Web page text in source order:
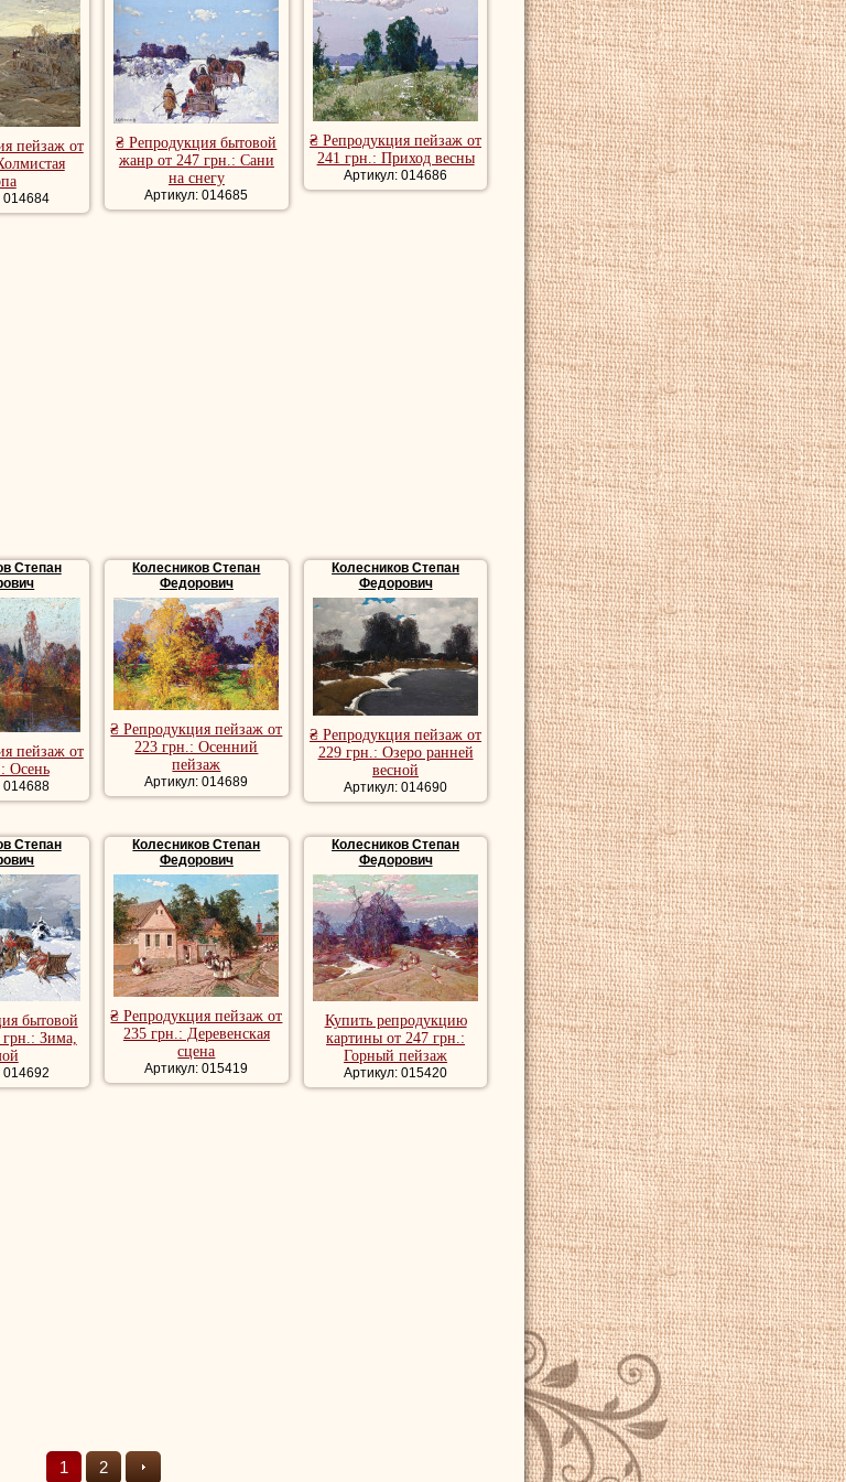
в городе Белград. Погребение состоялось на Новом кладбище в
пейзажи, репродукции пейзажи художника, картины пейзажи
пейзаж, речной пейзаж, красивые картины пейзаж.
пейзаж от
014684
₴ Репродукция бытовой
жанр от 247 грн.: Сани
на снегу
Артикул: 014685
₴ Репродукция пейзаж от
241 грн.: Приход весны
Артикул: 014686
Степан
пейзаж от
Осень
014688
Колесников Степан
Федорович
₴ Репродукция пейзаж от
223 грн.: Осенний
пейзаж
Артикул: 014689
Колесников Степан
Федорович
₴ Репродукция пейзаж от
229 грн.: Озеро ранней
весной
Артикул: 014690
Степан
бытовой
Зима,
014692
Колесников Степан
Федорович
₴ Репродукция пейзаж от
235 грн.: Деревенская
сцена
Артикул: 015419
Колесников Степан
Федорович
Купить репродукцию
картины от 247 грн.:
Горный пейзаж
Артикул: 015420
1 2